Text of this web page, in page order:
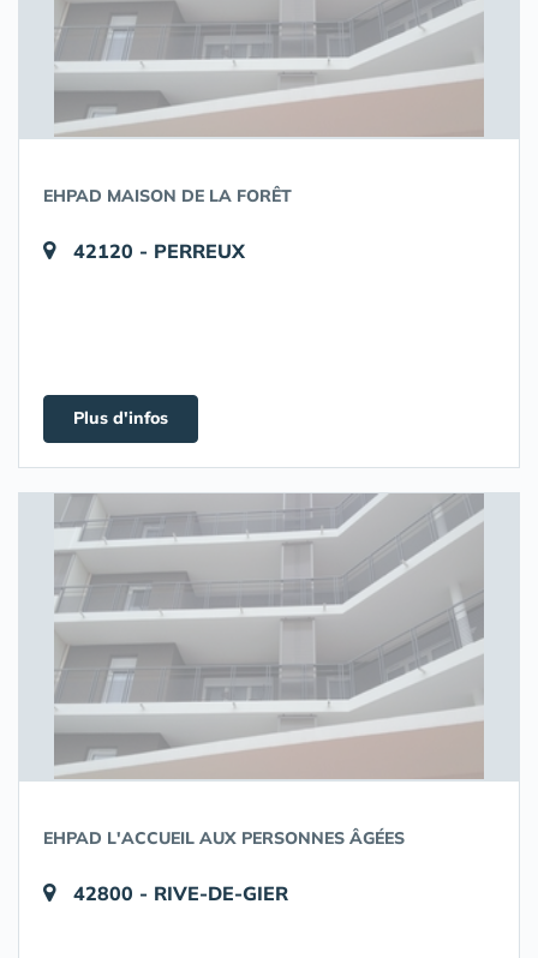
EHPAD MAISON DE LA FORÊT
42120 - PERREUX
Plus d'infos
EHPAD L'ACCUEIL AUX PERSONNES ÂGÉES
42800 - RIVE-DE-GIER